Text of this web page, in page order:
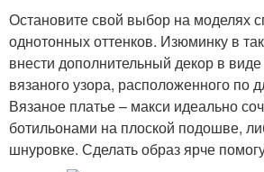
Остановите свой выбор на моделях
однотонных оттенков. Изюминку в
внести дополнительный декор в
вязаного узора, расположенного по
Вязаное платье – макси идеально
ботильонами на плоской подошве,
шнуровке. Сделать образ ярче